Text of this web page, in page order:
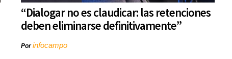
“Dialogar no es claudicar: las retenciones
deben eliminarse definitivamente”
Porinfocampo